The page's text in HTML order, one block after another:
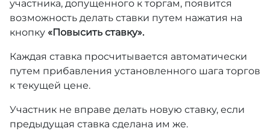
участника, допущенного к торгам, появится
возможность делать ставки путем нажатия на
кнопку «Повысить ставку».
Каждая ставка просчитывается автоматически
путем прибавления установленного шага торгов
к текущей цене.
Участник не вправе делать новую ставку, если
предыдущая ставка сделана им же.